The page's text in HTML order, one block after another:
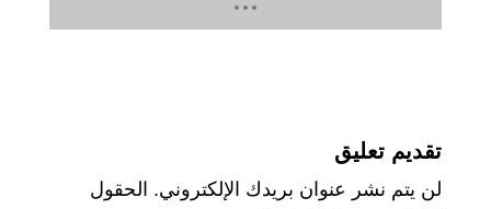
تقديم تعليق
لن يتم نشر عنوان بريدك الإلكتروني. الحقول